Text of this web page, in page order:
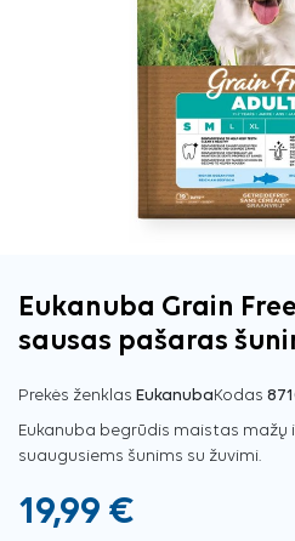
Eukanuba Grain
sausas pašaras
Prekės ženklas EukanubaKodas
Eukanuba begrūdis maistas mažų
suaugusiems šunims su žuvimi.
19,99 €